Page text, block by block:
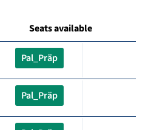
Seats available
Pal_Präp
Pal_Präp